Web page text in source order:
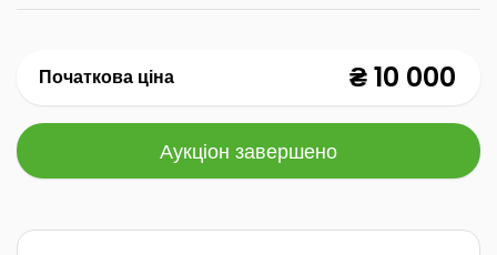
Початкова ціна ₴ 10 000
Аукціон завершено